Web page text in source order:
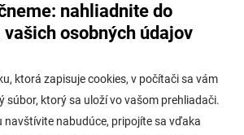
nahliadnite do
osobných údajov
ktorá zapisuje cookies, v počítači sa vám
súbor, ktorý sa uloží vo vašom prehliadači.
navštívite nabudúce, pripojíte sa vďaka
úradu